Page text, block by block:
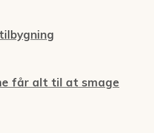
får alt til at smage